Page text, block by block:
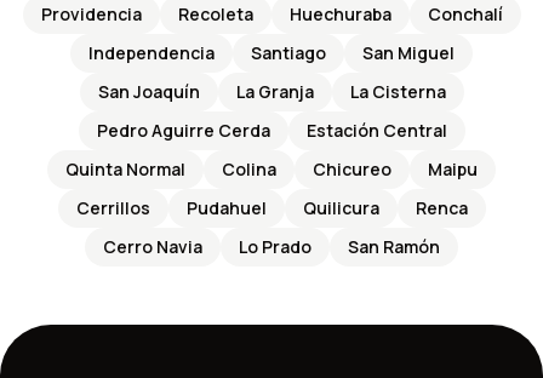
Providencia
Recoleta Huechuraba
Conchalí
Independencia
Santiago
San Miguel
San Joaquín
La Granja
La Cisterna
Pedro Aguirre Cerda
Estación Central
Quinta Normal
Colina Chicureo
Maipu
Cerrillos
Pudahuel Quilicura
Renca
Cerro Navia
Lo Prado San Ramón